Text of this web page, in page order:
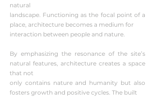
natural
landscape. Functioning as the focal point of a
place, architecture becomes a medium for
interaction between people and nature.
By emphasizing the resonance of the site’s
natural features, architecture creates a space
that not
only contains nature and humanity but also
fosters growth and positive cycles. The built